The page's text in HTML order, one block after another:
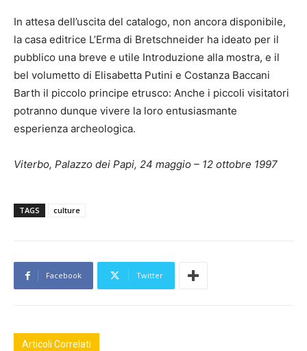
In attesa dell’uscita del catalogo, non ancora disponibile,
la casa editrice L’Erma di Bretschneider ha ideato per il
pubblico una breve e utile Introduzione alla mostra, e il
bel volumetto di Elisabetta Putini e Costanza Baccani
Barth il piccolo principe etrusco: Anche i piccoli visitatori
potranno dunque vivere la loro entusiasmante
esperienza archeologica.
Viterbo, Palazzo dei Papi, 24 maggio – 12 ottobre 1997
TAGS culture
Facebook Twitter
Articoli Correlati